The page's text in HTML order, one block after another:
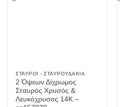
ΣΤΑΥΡΟΊ - ΣΤΑΥΡΟΥΔΆΚΙΑ
2 Όψεων Δίχρωμος
Σταυρός Χρυσός &
Λευκόχρυσος 14Κ –